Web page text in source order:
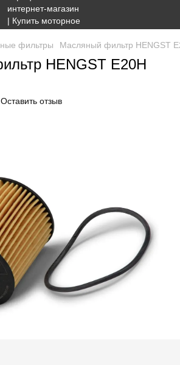
фильтры Масляный фильтр HENGST
HENGST E20H
Оставить отзыв